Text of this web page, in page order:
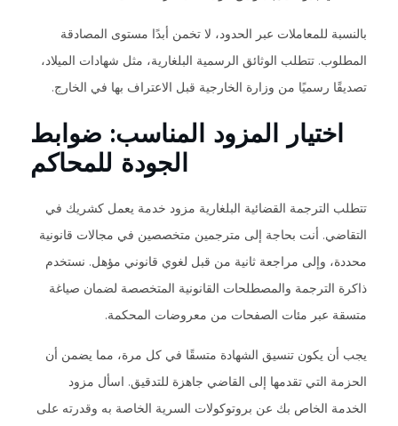
بالنسبة للمعاملات عبر الحدود، لا تخمن أبدًا مستوى المصادقة
المطلوب. تتطلب الوثائق الرسمية البلغارية، مثل شهادات الميلاد،
تصديقًا رسميًا من وزارة الخارجية قبل الاعتراف بها في الخارج.
اختيار المزود المناسب: ضوابط
الجودة للمحاكم
تتطلب الترجمة القضائية البلغارية مزود خدمة يعمل كشريك في
التقاضي. أنت بحاجة إلى مترجمين متخصصين في مجالات قانونية
محددة، وإلى مراجعة ثانية من قبل لغوي قانوني مؤهل. نستخدم
ذاكرة الترجمة والمصطلحات القانونية المتخصصة لضمان صياغة
متسقة عبر مئات الصفحات من معروضات المحكمة.
يجب أن يكون تنسيق الشهادة متسقًا في كل مرة، مما يضمن أن
الحزمة التي تقدمها إلى القاضي جاهزة للتدقيق. اسأل مزود
الخدمة الخاص بك عن بروتوكولات السرية الخاصة به وقدرته على